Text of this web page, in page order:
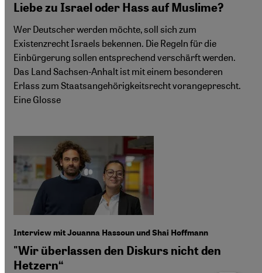
Liebe zu Israel oder Hass auf Muslime?
Wer Deutscher werden möchte, soll sich zum
Existenzrecht Israels bekennen. Die Regeln für die
Einbürgerung sollen entsprechend verschärft werden.
Das Land Sachsen-Anhalt ist mit einem besonderen
Erlass zum Staatsangehörigkeitsrecht vorangeprescht.
Eine Glosse
Interview mit Jouanna Hassoun und Shai Hoffmann
"Wir überlassen den Diskurs nicht den
Hetzern“